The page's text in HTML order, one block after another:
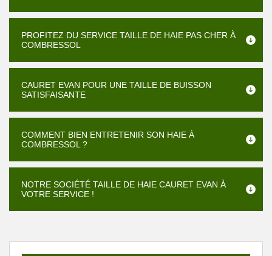
PROFITEZ DU SERVICE TAILLE DE HAIE PAS CHER À
COMBRESSOL
CAURET EVAN POUR UNE TAILLE DE BUISSON
SATISFAISANTE
COMMENT BIEN ENTRETENIR SON HAIE À
COMBRESSOL ?
NOTRE SOCIÉTÉ TAILLE DE HAIE CAURET EVAN À
VOTRE SERVICE !